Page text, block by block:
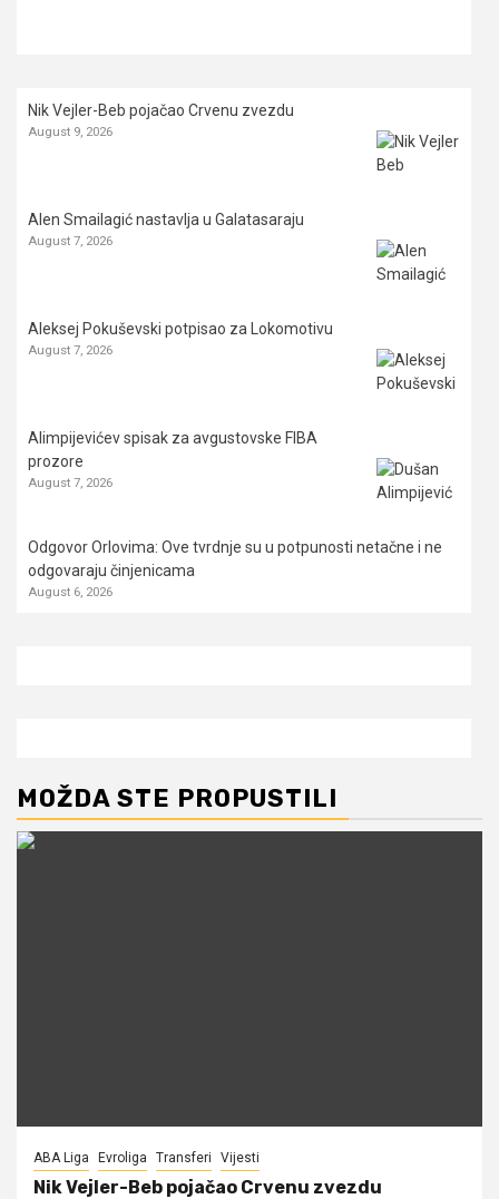
Nik Vejler-Beb pojačao Crvenu zvezdu
August 9, 2026
Alen Smailagić nastavlja u Galatasaraju
August 7, 2026
Aleksej Pokuševski potpisao za Lokomotivu
August 7, 2026
Alimpijevićev spisak za avgustovske FIBA
prozore
August 7, 2026
Odgovor Orlovima: ​Ove tvrdnje su u potpunosti netačne i ne
odgovaraju činjenicama
August 6, 2026
MOŽDA STE PROPUSTILI
ABA Liga Evroliga Transferi Vijesti
Nik Vejler-Beb pojačao Crvenu zvezdu